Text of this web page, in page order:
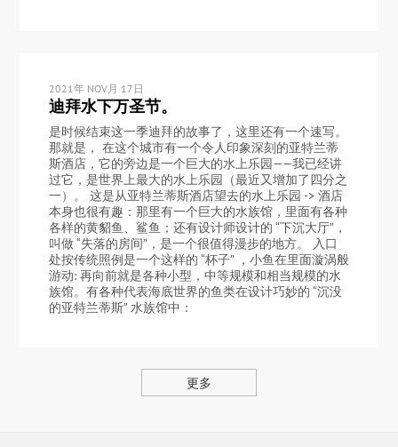
2021年 NOV月 17日
迪拜水下万圣节。
是时候结束这一季迪拜的故事了，这里还有一个速写。
那就是， 在这个城市有一个令人印象深刻的亚特兰蒂
斯酒店，它的旁边是一个巨大的水上乐园——我已经讲
过它，是世界上最大的水上乐园（最近又增加了四分之
一）。 这是从亚特兰蒂斯酒店望去的水上乐园 -> 酒店
本身也很有趣：那里有一个巨大的水族馆，里面有各种
各样的黄貂鱼、鲨鱼；还有设计师设计的 “下沉大厅”，
叫做 “失落的房间”，是一个很值得漫步的地方。 入口
处按传统照例是一个这样的 “杯子” ，小鱼在里面漩涡般
游动: 再向前就是各种小型，中等规模和相当规模的水
族馆。有各种代表海底世界的鱼类在设计巧妙的 “沉没
的亚特兰蒂斯” 水族馆中：
更多